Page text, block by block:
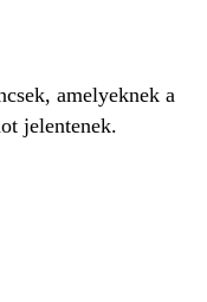
amelyeknek a
jelentenek.